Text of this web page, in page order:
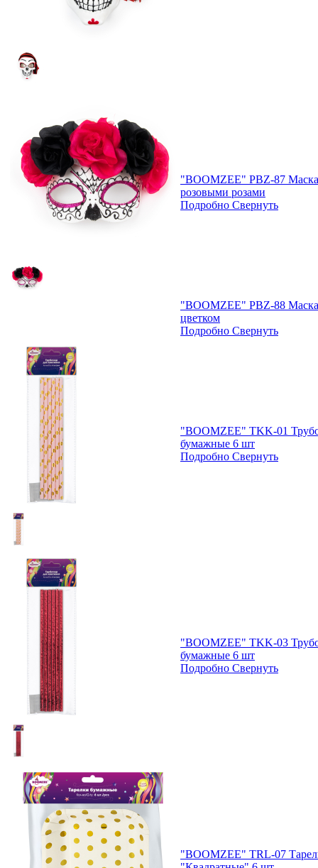
"BOOMZEE" PBZ-87 Маска
розовыми розами
Подробно Свернуть
"BOOMZEE" PBZ-88 Маска
цветком
Подробно Свернуть
"BOOMZEE" TKK-01
бумажные 6 шт
Подробно Свернуть
"BOOMZEE" TKK-03
бумажные 6 шт
Подробно Свернуть
"BOOMZEE" TRL-07